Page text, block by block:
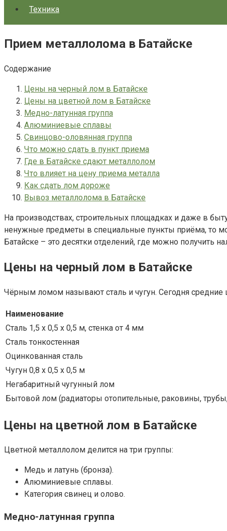
Техника
Прием металлолома в Батайске
Содержание
Цены на черный лом в Батайске
Цены на цветной лом в Батайске
Медно-латунная группа
Алюминиевые сплавы
Свинцово-оловянная группа
Что можно сдать в пункт приема
Где в Батайске сдают металлолом
Что влияет на цену приема металла
Как сдать лом дороже
Вывоз металлолома в Батайске
На производствах, строительных площадках и даже в
ненужные предметы в специальные пункты приёма, то
Батайске – это десятки отделений, где можно получить
Цены на черный лом в Батайске
Чёрным ломом называют сталь и чугун. Сегодня
Наименование
Сталь 1,5 х 0,5 х 0,5 м, стенка от 4 мм
Сталь тонкостенная
Оцинкованная сталь
Чугун 0,8 х 0,5 х 0,5 м
Негабаритный чугунный лом
Бытовой лом (радиаторы отопительные, раковины,
Цены на цветной лом в Батайске
Цветной металлолом делится на три группы:
Медь и латунь (бронза).
Алюминиевые сплавы.
Категория свинец и олово.
Медно-латунная группа